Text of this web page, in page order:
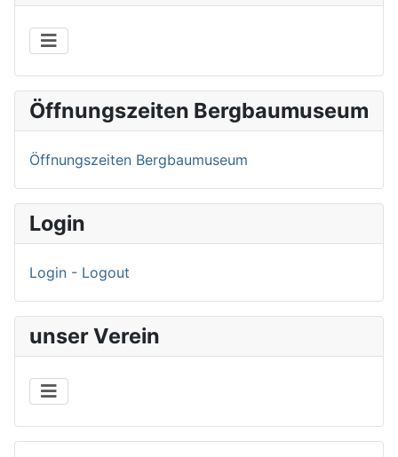
Öffnungszeiten Bergbaumuseum
Öffnungszeiten Bergbaumuseum
Login
Login - Logout
unser Verein